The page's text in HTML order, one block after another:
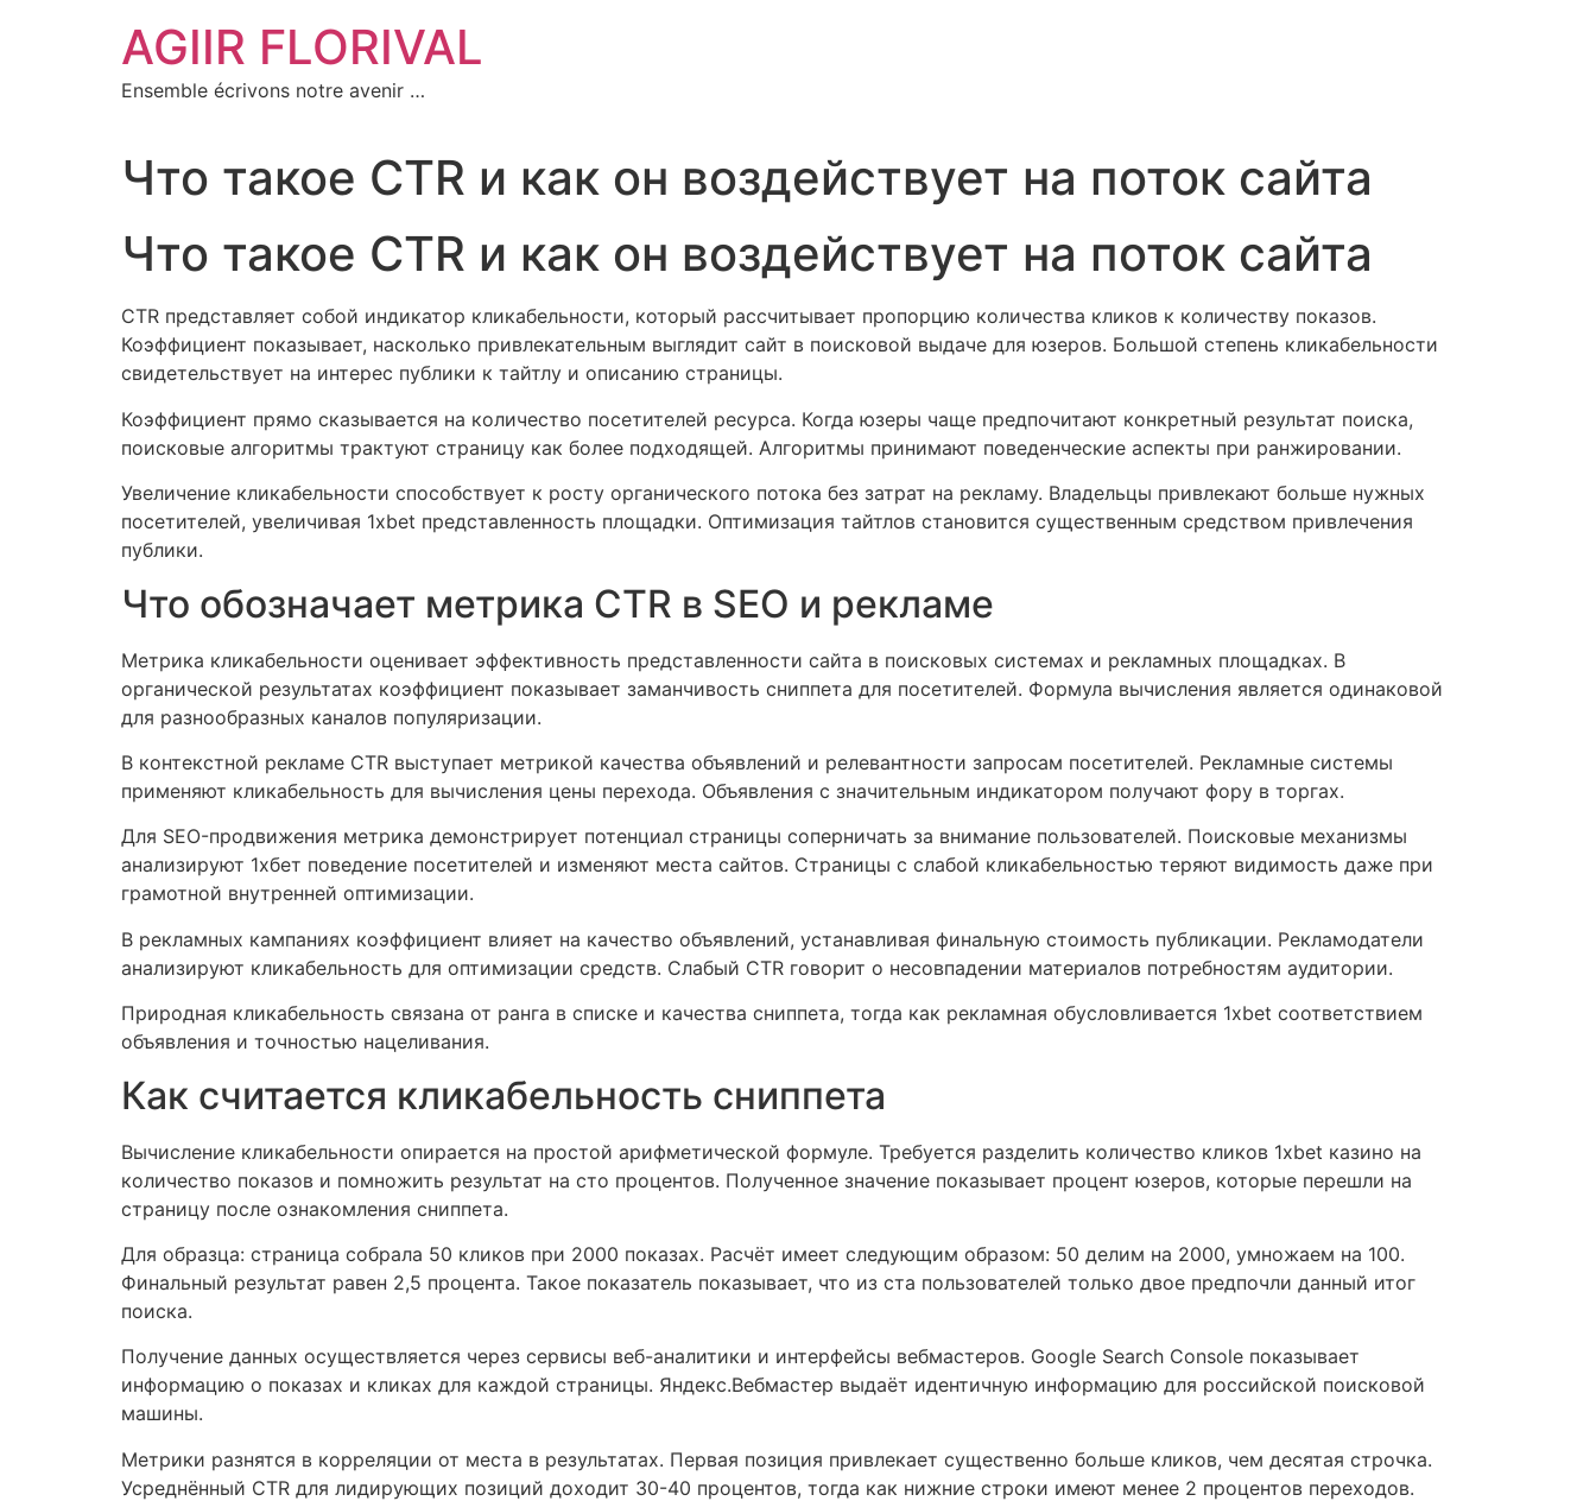
AGIIR FLORIVAL
Ensemble écrivons notre avenir …
Что такое CTR и как он воздействует на поток сайта
Что такое CTR и как он воздействует на поток сайта
CTR представляет собой индикатор кликабельности, который рассчитывает пропорцию количества кликов к количеству показов.
Коэффициент показывает, насколько привлекательным выглядит сайт в поисковой выдаче для юзеров. Большой степень кликабельности
свидетельствует на интерес публики к тайтлу и описанию страницы.
Коэффициент прямо сказывается на количество посетителей ресурса. Когда юзеры чаще предпочитают конкретный результат поиска,
поисковые алгоритмы трактуют страницу как более подходящей. Алгоритмы принимают поведенческие аспекты при ранжировании.
Увеличение кликабельности способствует к росту органического потока без затрат на рекламу. Владельцы привлекают больше нужных
посетителей, увеличивая 1xbet представленность площадки. Оптимизация тайтлов становится существенным средством привлечения
публики.
Что обозначает метрика CTR в SEO и рекламе
Метрика кликабельности оценивает эффективность представленности сайта в поисковых системах и рекламных площадках. В
органической результатах коэффициент показывает заманчивость сниппета для посетителей. Формула вычисления является одинаковой
для разнообразных каналов популяризации.
В контекстной рекламе CTR выступает метрикой качества объявлений и релевантности запросам посетителей. Рекламные системы
применяют кликабельность для вычисления цены перехода. Объявления с значительным индикатором получают фору в торгах.
Для SEO-продвижения метрика демонстрирует потенциал страницы соперничать за внимание пользователей. Поисковые механизмы
анализируют 1хбет поведение посетителей и изменяют места сайтов. Страницы с слабой кликабельностью теряют видимость даже при
грамотной внутренней оптимизации.
В рекламных кампаниях коэффициент влияет на качество объявлений, устанавливая финальную стоимость публикации. Рекламодатели
анализируют кликабельность для оптимизации средств. Слабый CTR говорит о несовпадении материалов потребностям аудитории.
Природная кликабельность связана от ранга в списке и качества сниппета, тогда как рекламная обусловливается 1xbet соответствием
объявления и точностью нацеливания.
Как считается кликабельность сниппета
Вычисление кликабельности опирается на простой арифметической формуле. Требуется разделить количество кликов 1xbet казино на
количество показов и помножить результат на сто процентов. Полученное значение показывает процент юзеров, которые перешли на
страницу после ознакомления сниппета.
Для образца: страница собрала 50 кликов при 2000 показах. Расчёт имеет следующим образом: 50 делим на 2000, умножаем на 100.
Финальный результат равен 2,5 процента. Такое показатель показывает, что из ста пользователей только двое предпочли данный итог
поиска.
Получение данных осуществляется через сервисы веб-аналитики и интерфейсы вебмастеров. Google Search Console показывает
информацию о показах и кликах для каждой страницы. Яндекс.Вебмастер выдаёт идентичную информацию для российской поисковой
машины.
Метрики разнятся в корреляции от места в результатах. Первая позиция привлекает существенно больше кликов, чем десятая строчка.
Усреднённый CTR для лидирующих позиций доходит 30-40 процентов, тогда как нижние строки имеют менее 2 процентов переходов.